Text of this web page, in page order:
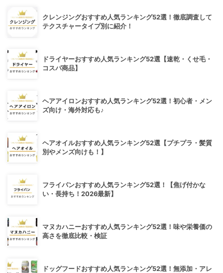
クレンジングおすすめ人気ランキング52選！徹底調査して
テクスチャータイプ別に紹介！
ドライヤーおすすめ人気ランキング52選【速乾・くせ毛・
コスパ商品】
ヘアアイロンおすすめ人気ランキング52選！初心者・メン
ズ向け・海外対応も♪
ヘアオイルおすすめ人気ランキング52選【プチプラ・髪質
別やメンズ向けも！】
フライパンおすすめ人気ランキング52選！【焦げ付かな
い・長持ち！2026最新】
マヌカハニーおすすめ人気ランキング52選！味や栄養価の
高さを徹底比較・検証
ドッグフードおすすめ人気ランキング52選！無添加・アレ